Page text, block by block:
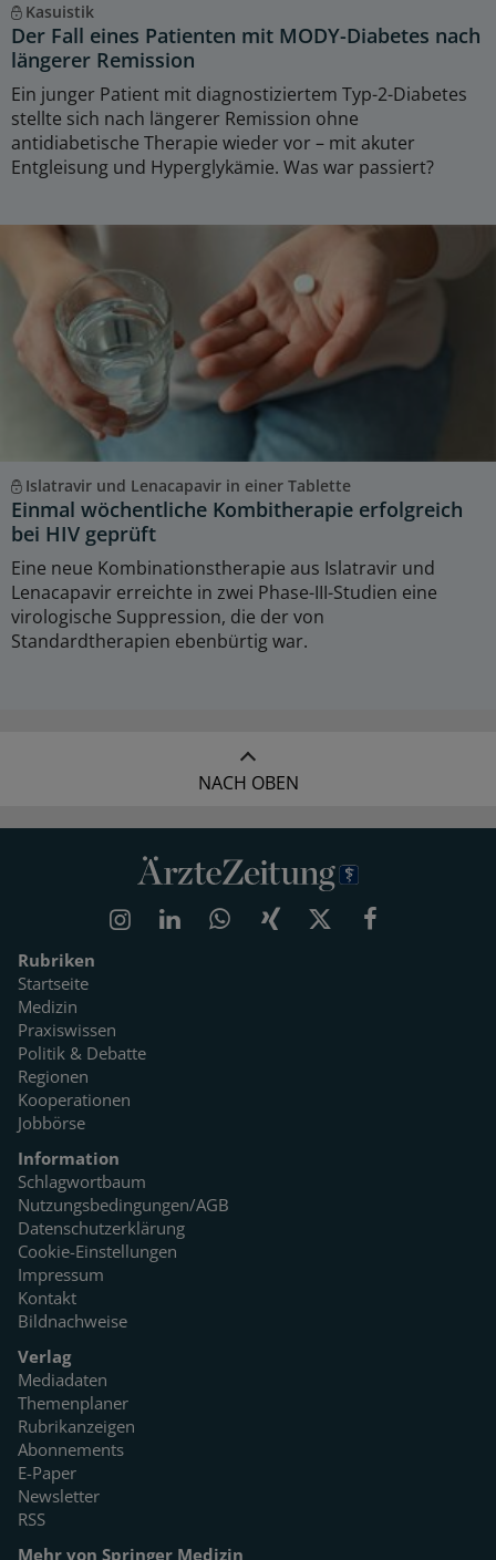
Kasuistik
Der Fall eines Patienten mit MODY-Diabetes nach
längerer Remission
Ein junger Patient mit diagnostiziertem Typ-2-Diabetes
stellte sich nach längerer Remission ohne
antidiabetische Therapie wieder vor – mit akuter
Entgleisung und Hyperglykämie. Was war passiert?
Islatravir und Lenacapavir in einer Tablette
Einmal wöchentliche Kombitherapie erfolgreich
bei HIV geprüft
Eine neue Kombinationstherapie aus Islatravir und
Lenacapavir erreichte in zwei Phase-III-Studien eine
virologische Suppression, die der von
Standardtherapien ebenbürtig war.
NACH OBEN
Rubriken
Startseite
Medizin
Praxiswissen
Politik & Debatte
Regionen
Kooperationen
Jobbörse
Information
Schlagwortbaum
Nutzungsbedingungen/AGB
Datenschutzerklärung
Cookie-Einstellungen
Impressum
Kontakt
Bildnachweise
Verlag
Mediadaten
Themenplaner
Rubrikanzeigen
Abonnements
E-Paper
Newsletter
RSS
Mehr von Springer Medizin